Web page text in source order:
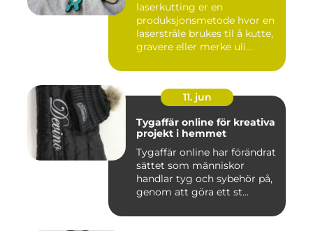
laserkutting er en
produksjonsmetode hvor en
laserstråle brukes til å kutte,
gravere eller merke uli...
11. jun
Tygaffär online för kreativa
projekt i hemmet
Tygaffär online har förändrat
sättet som människor
handlar tyg och sybehör på,
genom att göra ett st...